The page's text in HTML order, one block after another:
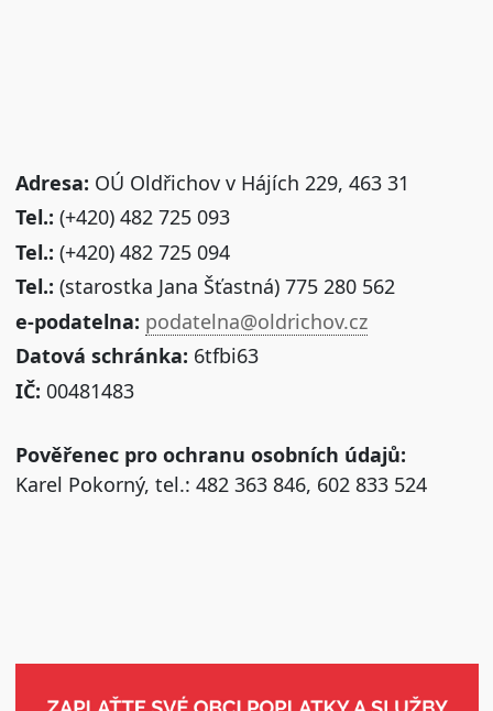
Adresa: OÚ Oldřichov v Hájích 229, 463 31
Tel.: (+420) 482 725 093
Tel.: (+420) 482 725 094
Tel.: (starostka Jana Šťastná) 775 280 562
e-podatelna: podatelna@oldrichov.cz
Datová schránka: 6tfbi63
IČ: 00481483
Pověřenec pro ochranu osobních údajů:
Karel Pokorný, tel.: 482 363 846, 602 833 524